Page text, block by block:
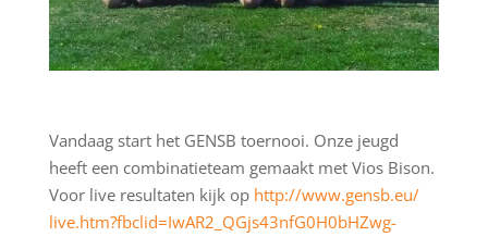
Vandaag start het GENSB toernooi. Onze jeugd
heeft een combinatieteam gemaakt met Vios Bison.
Voor live resultaten kijk op http://www.gensb.eu/
live.htm?fbclid=IwAR2_QGjs43nfG0H0bHZwg-